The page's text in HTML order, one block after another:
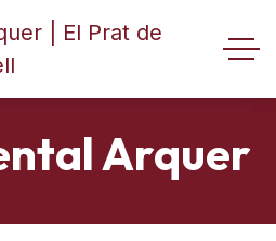
Arquer